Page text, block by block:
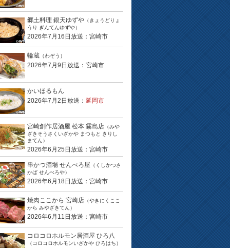
郷土料理 銀天ゆずや （きょうどりょ
うり ぎんてんゆずや）
2026年7月16日放送：宮崎市
輪蔵 （わぞう）
2026年7月9日放送：宮崎市
かいほるもん
2026年7月2日放送： 延岡市
宮崎創作居酒屋 松本 霧島店 （みや
ざきそうさくいざかや まつもと きりし
まてん）
2026年6月25日放送：宮崎市
串かつ酒場 せんべろ屋 （くしかつさ
かば せんべろや）
2026年6月18日放送：宮崎市
焼肉ここから 宮崎店 （やきにくここ
から みやざきてん）
2026年6月11日放送：宮崎市
コロコロホルモン居酒屋 ひろ八
（コロコロホルモンいざかや ひろはち）